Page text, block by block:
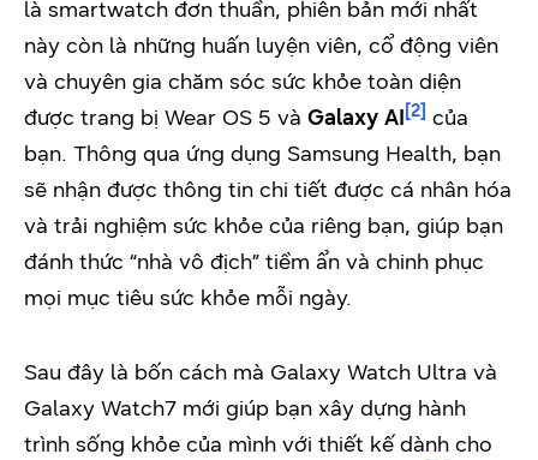
là smartwatch đơn thuần, phiên bản mới nhất
này còn là những huấn luyện viên, cổ động viên
và chuyên gia chăm sóc sức khỏe toàn diện
được trang bị Wear OS 5 và Galaxy AI[2] của
bạn. Thông qua ứng dụng Samsung Health, bạn
sẽ nhận được thông tin chi tiết được cá nhân hóa
và trải nghiệm sức khỏe của riêng bạn, giúp bạn
đánh thức “nhà vô địch” tiềm ẩn và chinh phục
mọi mục tiêu sức khỏe mỗi ngày.
Sau đây là bốn cách mà Galaxy Watch Ultra và
Galaxy Watch7 mới giúp bạn xây dựng hành
trình sống khỏe của mình với thiết kế dành cho